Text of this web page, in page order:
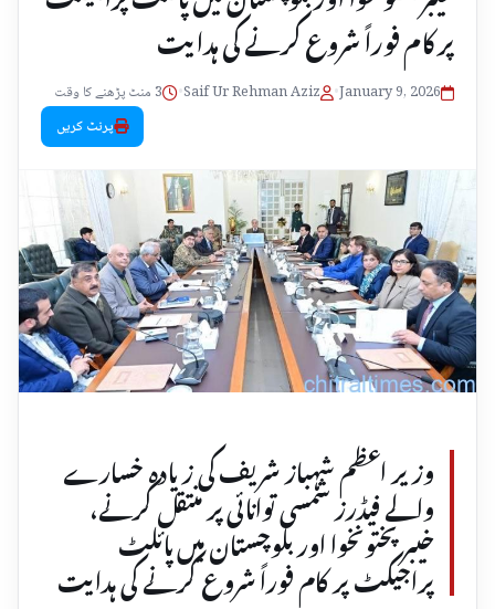
پر کام فوراً شروع کرنے کی ہدایت
January 9, 2026
•
Saif Ur Rehman Aziz
•
3 منٹ پڑھنے کا وقت
پرنٹ کریں
وزیر اعظم شہباز شریف کی زیادہ خسارے
والے فیڈرز شمسی توانائی پر منتقل کرنے،
خیبرپختونخوا اور بلوچستان میں پائلٹ
پراجیکٹ پر کام فوراً شروع کرنے کی ہدایت